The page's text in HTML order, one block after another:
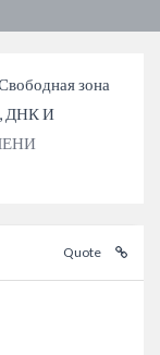
зона
ДНК И
Quote